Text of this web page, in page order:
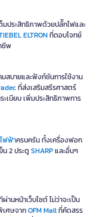
ประสิทธิภาพด้วยปลั๊กไฟและ
ELTRONที่ตอบโจทย์
ชีพ
สบายและฟังก์ชันการใช้งาน
ที่ส่งเสริมสรีรศาสตร์
ะเบียบ เพิ่มประสิทธิภาพการ
ฟฟ้าครบครัน ทั้งเครื่องฟอก
น 2 ประตูSHARPและอื่นๆ
านหน้าเว็บไซต์ ไม่ว่าจะเป็น
เศษจากOFM Mallที่คัดสรร